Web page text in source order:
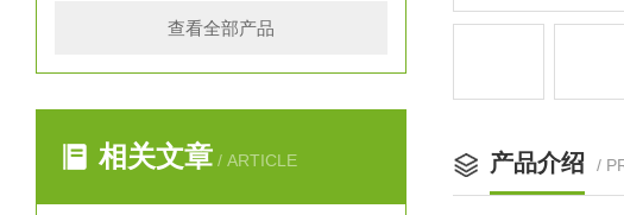
查看全部产品
相关文章 / ARTICLE 产品介绍 /